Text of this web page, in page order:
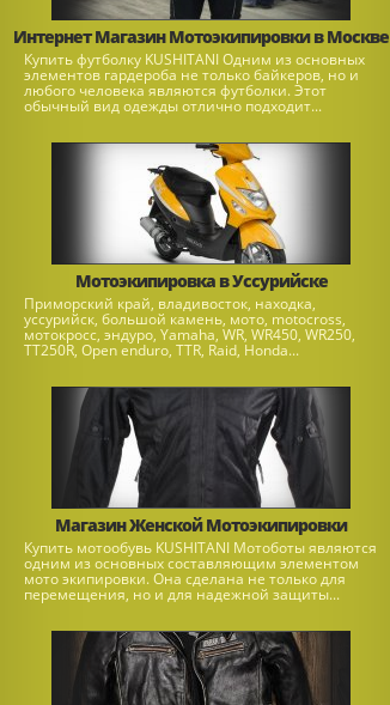
Интернет Магазин Мотоэкипировки в Москве
Купить футболку KUSHITANI Одним из основных
элементов гардероба не только байкеров, но и
любого человека являются футболки. Этот
обычный вид одежды отлично подходит...
Мотоэкипировка в Уссурийске
Приморский край, владивосток, находка,
уссурийск, большой камень, мото, motocross,
мотокросс, эндуро, Yamaha, WR, WR450, WR250,
TT250R, Open enduro, ТТR, Raid, Honda...
Магазин Женской Мотоэкипировки
Купить мотообувь KUSHITANI Мотоботы являются
одним из основных составляющим элементом
мото экипировки. Она сделана не только для
перемещения, но и для надежной защиты...